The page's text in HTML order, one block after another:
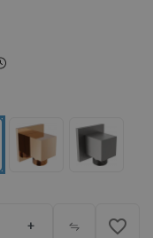
+ favorite_border